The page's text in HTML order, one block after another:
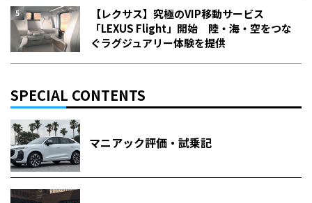
【レクサス】究極のVIP移動サービス
「LEXUS Flight」開始 陸・海・空をつな
ぐラグジュアリー体験を提供
SPECIAL CONTENTS
マニアック評価・試乗記